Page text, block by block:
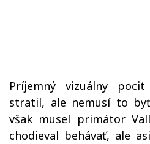
Príjemný vizuálny
stratil, ale nemusí to
však musel primátor
chodieval behávať, ale